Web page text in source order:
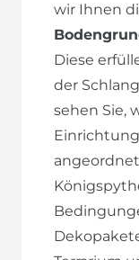
wir Ihnen
Diese
der
sehen Sie,